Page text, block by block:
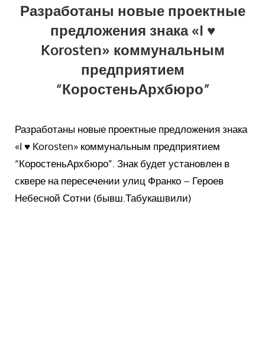
Разработаны новые проектные
предложения знака «I ♥
Korosten» коммунальным
предприятием
“КоростеньАрхбюро”
Разработаны новые проектные предложения знака
«I ♥ Korosten» коммунальным предприятием
“КоростеньАрхбюро”. Знак будет установлен в
сквере на пересечении улиц Франко – Героев
Небесной Сотни (бывш.Табукашвили)